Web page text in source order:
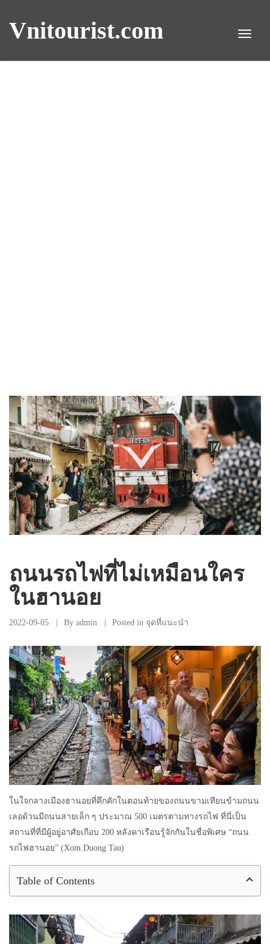
Vnitourist.com
ถนนรถไฟที่ไม่เหมือนใคร
ในฮานอย
2022-09-05 By admin Posted in จุดที่แนะนำ
ในใจกลางเมืองฮานอยที่คึกคักในตอนท้ายของถนนขามเทียนข้ามถนน
เลอด้วนมีถนนสายเล็ก ๆ ประมาณ 500 เมตรตามทางรถไฟ ที่นี่เป็น
สถานที่ที่มีผู้อยู่อาศัยเกือบ 200 หลังคาเรือนรู้จักกันในชื่อพิเศษ “ถนน
รถไฟฮานอย” (Xom Duong Tau)
Table of Contents